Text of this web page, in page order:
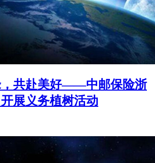
，共赴美好——中邮保险浙
展义务植树活动